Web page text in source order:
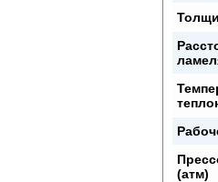
(атм)